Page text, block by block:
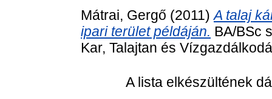
Mátrai, Gergő (2011)A talaj
ipari terület példáján. BA/BSc
Kar, Talajtan és
A lista elkészültének